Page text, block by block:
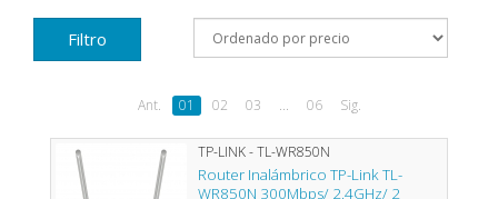
Filtro
Ant. 01 02 03 ... 06 Sig.
TP-LINK - TL-WR850N
Router Inalámbrico TP-Link TL-
WR850N 300Mbps/ 2.4GHz/ 2